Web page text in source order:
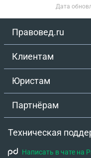
Дата
Правовед.ru
Клиентам
Юристам
Партнёрам
Техническая
Написать в чате на